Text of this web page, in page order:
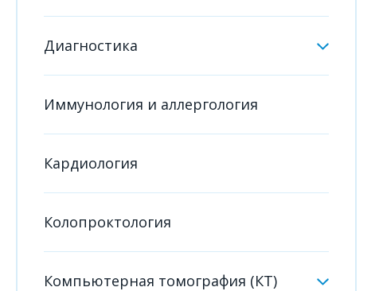
Диагностика
Иммунология и аллергология
Кардиология
Колопроктология
Компьютерная томография (КТ)